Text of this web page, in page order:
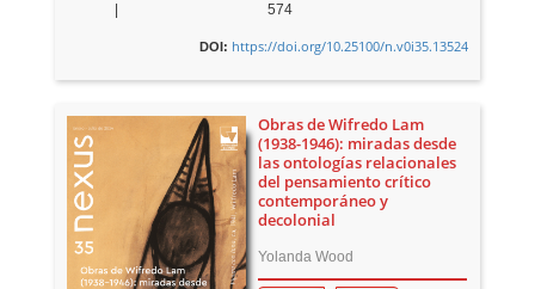
574
DOI: https://doi.org/10.25100/n.v0i35.13524
Obras de Wifredo Lam
(1938-1946): miradas desde
las ontologías relacionales
del pensamiento crítico
contemporáneo y
decolonial
Yolanda Wood